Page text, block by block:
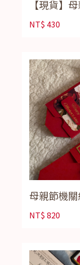
【現貨】
NT$430
母親節機
NT$820